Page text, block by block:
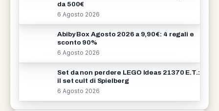
da 500€
6 Agosto 2026
Abiby Box Agosto 2026 a 9,90€: 4 regali e
sconto 90%
6 Agosto 2026
Set da non perdere LEGO Ideas 21370 E.T.:
il set cult di Spielberg
6 Agosto 2026